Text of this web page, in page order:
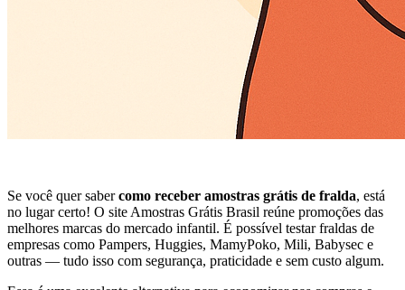
Se você quer sabercomo receber amostras grátis de fralda, está
no lugar certo! O site Amostras Grátis Brasil reúne promoções das
melhores marcas do mercado infantil. É possível testar fraldas de
empresas como Pampers, Huggies, MamyPoko, Mili, Babysec e
outras — tudo isso com segurança, praticidade e sem custo algum.